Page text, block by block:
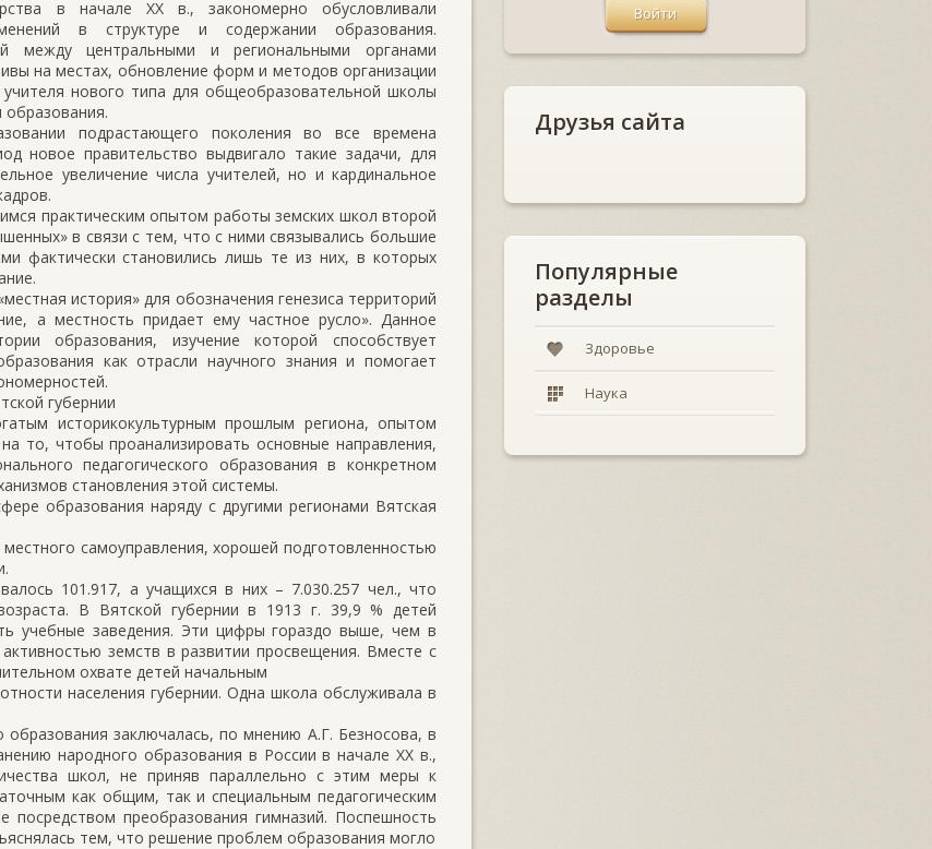
в начале ХХ в., закономерно обусловливали
в структуре и содержании образования.
между центральными и региональными органами
на местах, обновление форм и методов организации
нового типа для общеобразовательной школы
подрастающего поколения во все времена
новое правительство выдвигало такие задачи, для
увеличение числа учителей, но и кардинальное
практическим опытом работы земских школ второй
в связи с тем, что с ними связывались большие
фактически становились лишь те из них, в которых
история» для обозначения генезиса территорий
а местность придает ему частное русло». Данное
образования, изучение которой способствует
как отрасли научного знания и помогает
губернии
историкокультурным прошлым региона, опытом
то, чтобы проанализировать основные направления,
педагогического образования в конкретном
становления этой системы.
образования наряду с другими регионами Вятская
самоуправления, хорошей подготовленностью
101.917, а учащихся в них – 7.030.257 чел., что
В Вятской губернии в 1913 г. 39,9 % детей
учебные заведения. Эти цифры гораздо выше, чем в
земств в развитии просвещения. Вместе с
охвате детей начальным
населения губернии. Одна школа обслуживала в
заключалась, по мнению А.Г. Безносова, в
народного образования в России в начале ХХ в.,
школ, не приняв параллельно с этим меры к
как общим, так и специальным педагогическим
посредством преобразования гимназий. Поспешность
тем, что решение проблем образования могло
Друзья сайта
Популярные
разделы
Здоровье
Наука